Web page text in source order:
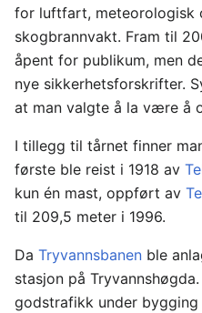
for luftfart, meteorologisk
skogbrannvakt. Fram til
åpent for publikum, men
nye sikkerhetsforskrifter.
at man valgte å la være å
I tillegg til tårnet finner
første ble reist i 1918 av
kun én mast, oppført av
til 209,5 meter i 1996.
Da Tryvannsbanen ble
stasjon på
godstrafikk under